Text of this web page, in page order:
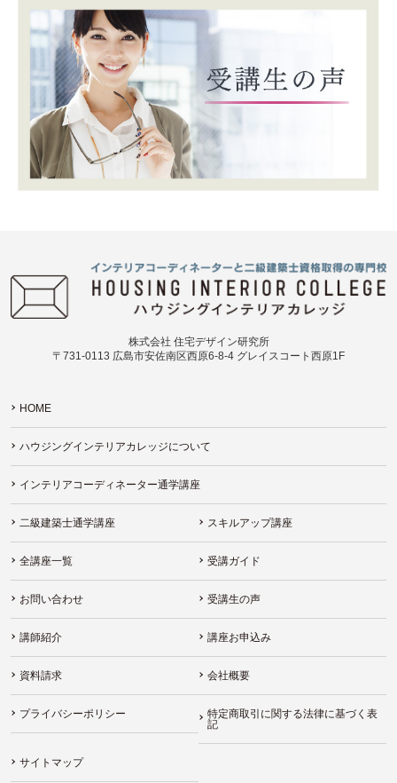
株式会社 住宅デザイン研究所
〒731-0113 広島市安佐南区西原6-8-4 グレイスコート西原1F
HOME
ハウジングインテリアカレッジについて
インテリアコーディネーター通学講座
二級建築士通学講座 スキルアップ講座
全講座一覧 受講ガイド
お問い合わせ 受講生の声
講師紹介 講座お申込み
資料請求 会社概要
プライバシーポリシー
特定商取引に関する法律に基づく表
記
サイトマップ